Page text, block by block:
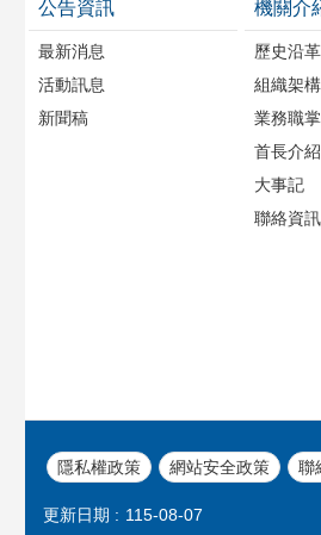
公告資訊
最新消息
活動訊息
新聞稿
機關介
歷史沿革
組織架構
業務職掌
首長介紹
大事記
聯絡資訊
隱私權政策 網站安全政策 聯
更新日期 115-08-07